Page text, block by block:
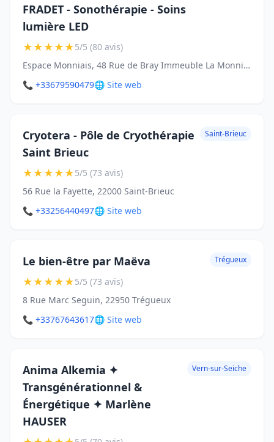
FRADET - Sonothérapie - Soins
lumière LED
★★★★★5/5 (80 avis)
Espace Monniais, 48 Rue de Bray Immeuble La Monniais (1er étage, 35510 Cesson-Sévigné
📞 +33679590479🌐 Site web
Cryotera - Pôle de Cryothérapie
Saint Brieuc
Saint-Brieuc
★★★★★5/5 (73 avis)
56 Rue la Fayette, 22000 Saint-Brieuc
📞 +33256440497🌐 Site web
Le bien-être par Maëva Trégueux
★★★★★5/5 (73 avis)
8 Rue Marc Seguin, 22950 Trégueux
📞 +33767643617🌐 Site web
Anima Alkemia ✦
Transgénérationnel &
Énergétique ✦ Marlène
HAUSER
Vern-sur-Seiche